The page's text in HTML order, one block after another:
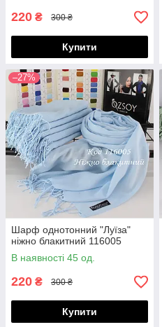
220 ₴ 300 ₴
Купити
–27%
Шарф однотонний "Луїза"
ніжно блакитний 116005
В наявності 45 од.
220 ₴ 300 ₴
Купити